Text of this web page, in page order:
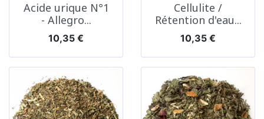
Acide urique N°1
- Allegro...
Prix
10,35 €
Cellulite /
Rétention d'eau...
Prix
10,35 €